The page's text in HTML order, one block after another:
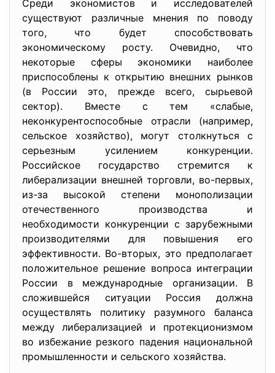
Среди экономистов и исследователей
существуют различные мнения по поводу
того, что будет способствовать
экономическому росту. Очевидно, что
некоторые сферы экономики наиболее
приспособлены к открытию внешних рынков
(в России это, прежде всего, сырьевой
сектор). Вместе с тем «слабые,
неконкурентоспособные отрасли (например,
сельское хозяйство), могут столкнуться с
серьезным усилением конкуренции.
Российское государство стремится к
либерализации внешней торговли, во-первых,
из-за высокой степени монополизации
отечественного производства и
необходимости конкуренции с зарубежными
производителями для повышения его
эффективности. Во-вторых, это предполагает
положительное решение вопроса интеграции
России в международные организации. В
сложившейся ситуации Россия должна
осуществлять политику разумного баланса
между либерализацией и протекционизмом
во избежание резкого падения национальной
промышленности и сельского хозяйства.